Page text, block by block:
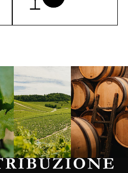
Borgogna,
Francia
Instagram